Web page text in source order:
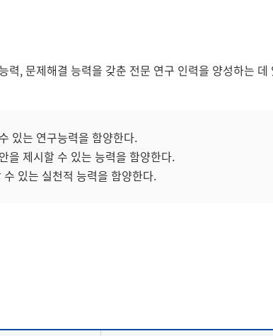
, 문제해결 능력을 갖춘 전문 연구 인력을 양성하는
있는 연구능력을 함양한다.
을 제시할 수 있는 능력을 함양한다.
있는 실천적 능력을 함양한다.